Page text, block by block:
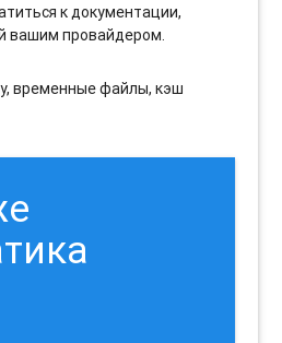
к документации,
вашим провайдером.
временные файлы, кэш